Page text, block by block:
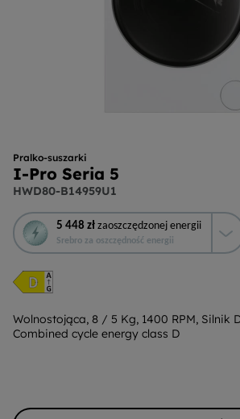
Pralko-suszarki
I-Pro Seria 5
HWD80-B14959U1
5 448 zł zaoszczędzonej energii
Srebro za oszczędność energii
To
działanie
otworzy
narzędzie
do
energii
Youreko.
Wolnostojąca, 8 / 5 Kg, 1400 RPM, Silnik
Combined cycle energy class D